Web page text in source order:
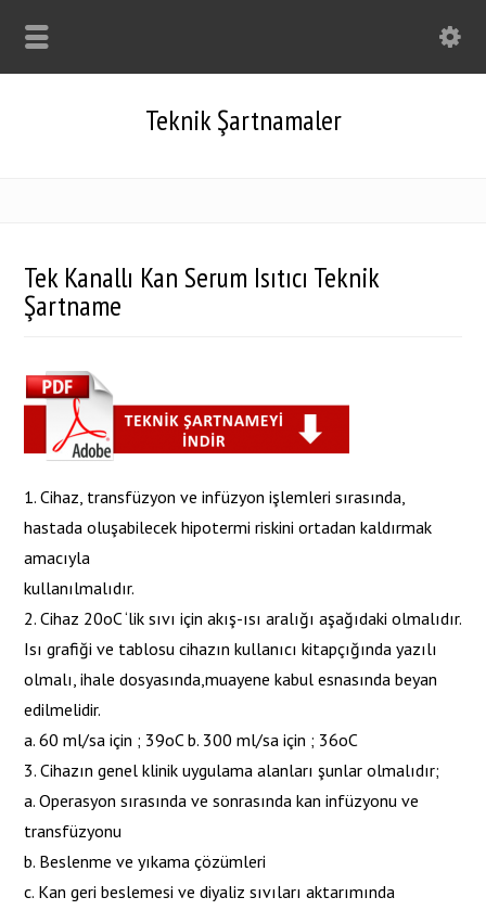
Teknik Şartnamaler
Tek Kanallı Kan Serum Isıtıcı Teknik
Şartname
1. Cihaz, transfüzyon ve infüzyon işlemleri sırasında,
hastada oluşabilecek hipotermi riskini ortadan kaldırmak
amacıyla
kullanılmalıdır.
2. Cihaz 20oC ‘lik sıvı için akış-ısı aralığı aşağıdaki olmalıdır.
Isı grafiği ve tablosu cihazın kullanıcı kitapçığında yazılı
olmalı, ihale dosyasında,muayene kabul esnasında beyan
edilmelidir.
a. 60 ml/sa için ; 39oC b. 300 ml/sa için ; 36oC
3. Cihazın genel klinik uygulama alanları şunlar olmalıdır;
a. Operasyon sırasında ve sonrasında kan infüzyonu ve
transfüzyonu
b. Beslenme ve yıkama çözümleri
c. Kan geri beslemesi ve diyaliz sıvıları aktarımında